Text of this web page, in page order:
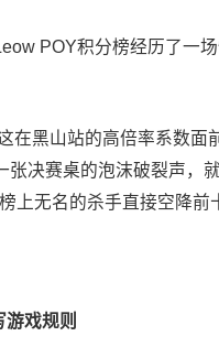
POY积分榜经历了一
在黑山站的高倍率系数
决赛桌的泡沫破裂声，
上无名的杀手直接空降前
戏规则